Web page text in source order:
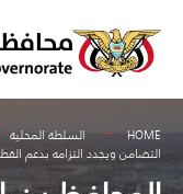
content
HOME السلطة المحلية
التضامن ويجدد التزامه بدعم
for: